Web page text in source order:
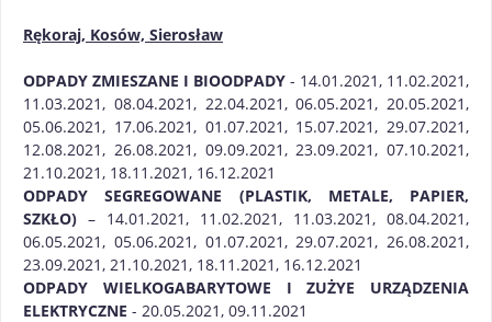
Rękoraj, Kosów, Sierosław
ODPADY ZMIESZANE I BIOODPADY - 14.01.2021, 11.02.2021,
11.03.2021, 08.04.2021, 22.04.2021, 06.05.2021, 20.05.2021,
05.06.2021, 17.06.2021, 01.07.2021, 15.07.2021, 29.07.2021,
12.08.2021, 26.08.2021, 09.09.2021, 23.09.2021, 07.10.2021,
21.10.2021, 18.11.2021, 16.12.2021
ODPADY SEGREGOWANE (PLASTIK, METALE, PAPIER,
SZKŁO) – 14.01.2021, 11.02.2021, 11.03.2021, 08.04.2021,
06.05.2021, 05.06.2021, 01.07.2021, 29.07.2021, 26.08.2021,
23.09.2021, 21.10.2021, 18.11.2021, 16.12.2021
ODPADY WIELKOGABARYTOWE I ZUŻYE URZĄDZENIA
ELEKTRYCZNE - 20.05.2021, 09.11.2021